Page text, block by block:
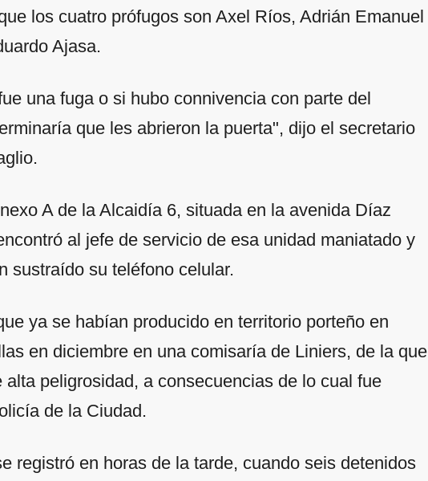
los cuatro prófugos son Axel Ríos, Adrián Emanuel
Ajasa.
una fuga o si hubo connivencia con parte del
que les abrieron la puerta", dijo el secretario
A de la Alcaidía 6, situada en la avenida Díaz
al jefe de servicio de esa unidad maniatado y
sustraído su teléfono celular.
ya se habían producido en territorio porteño en
en diciembre en una comisaría de Liniers, de la que
peligrosidad, a consecuencias de lo cual fue
de la Ciudad.
registró en horas de la tarde, cuando seis detenidos